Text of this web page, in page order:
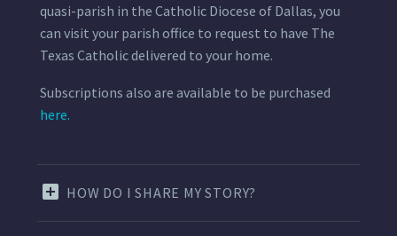
quasi-parish in the Catholic Diocese of Dallas, you
can visit your parish office to request to have The
Texas Catholic delivered to your home.
Subscriptions also are available to be purchased
here.
HOW DO I SHARE MY STORY?